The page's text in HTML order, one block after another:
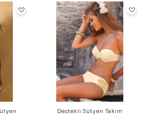
Destekli Sütyen Takım